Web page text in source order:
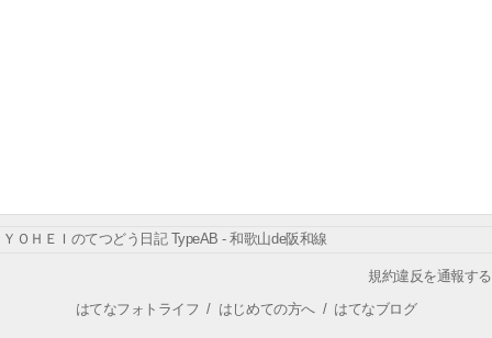
ＹＯＨＥＩのてつどう日記 TypeAB - 和歌山de阪和線
規約違反を通報する
はてなフォトライフ / はじめての方へ/ はてなブログ